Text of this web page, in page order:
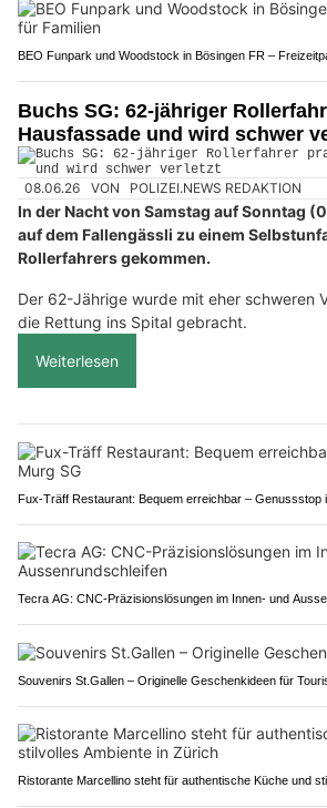
BEO Funpark und Woodstock in Bösingen FR –
Buchs SG: 62-jähriger
Hausfassade und wird schwer
08.06.26 VON POLIZEI.NEWS REDAKTION
In der Nacht von Samstag auf Sonntag
auf dem Fallengässli zu einem
Rollerfahrers gekommen.
Der 62-Jährige wurde mit eher schweren
die Rettung ins Spital gebracht.
Weiterlesen
Fux-Träff Restaurant: Bequem erreichbar – Genussstop
Tecra AG: CNC-Präzisionslösungen im Innen- und
Souvenirs St.Gallen – Originelle Geschenkideen für
Ristorante Marcellino steht für authentische Küche und